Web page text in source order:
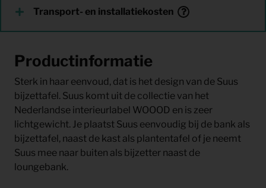
Transport- en installatiekosten
Productinformatie
Sterk in haar eenvoud, dat is het design van de Suus
bijzettafel. Suus komt uit de collectie van het
Nederlandse interieurlabel WOOOD en is zeer
lichtgewicht. Je plaatst Suus eenvoudig bij de bank als
bijzettafel, naast de kast als plantentafel of je neemt
Suus mee naar buiten als bijzetter naast de
loungebank.